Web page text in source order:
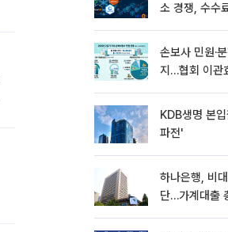
소 경쟁, 수수
손보사 민원·
지…협회 이관
KDB생명 본입
파전'
하나은행, 비
단…가계대출